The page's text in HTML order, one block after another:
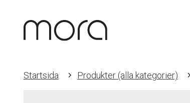
Startsida Produkter (alla kategorier)